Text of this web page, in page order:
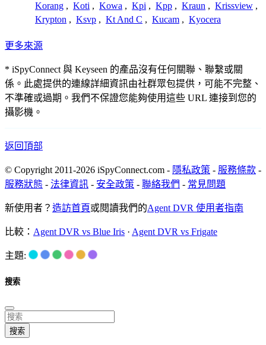
Korang , Koti , Kowa , Kpi , Kpp , Kraun , Krissview ,
Krypton , Ksvp , Kt And C , Kucam , Kyocera
更多來源
* iSpyConnect 與 Keyseen 的產品沒有任何關聯、聯繫或關
係。此處提供的連線詳細資訊由社群眾包提供，可能不完整、
不準確或過期。我們不保證您能夠使用這些 URL 連接到您的
攝影機。
返回頂部
© Copyright 2011-2026 iSpyConnect.com - 隱私政策 - 服務條款 -
服務狀態 - 法律資訊 - 安全政策 - 聯絡我們 - 常見問題
新使用者？ 造訪首頁或閱讀我們的Agent DVR 使用者指南
比較： Agent DVR vs Blue Iris · Agent DVR vs Frigate
主題:
搜索
搜索